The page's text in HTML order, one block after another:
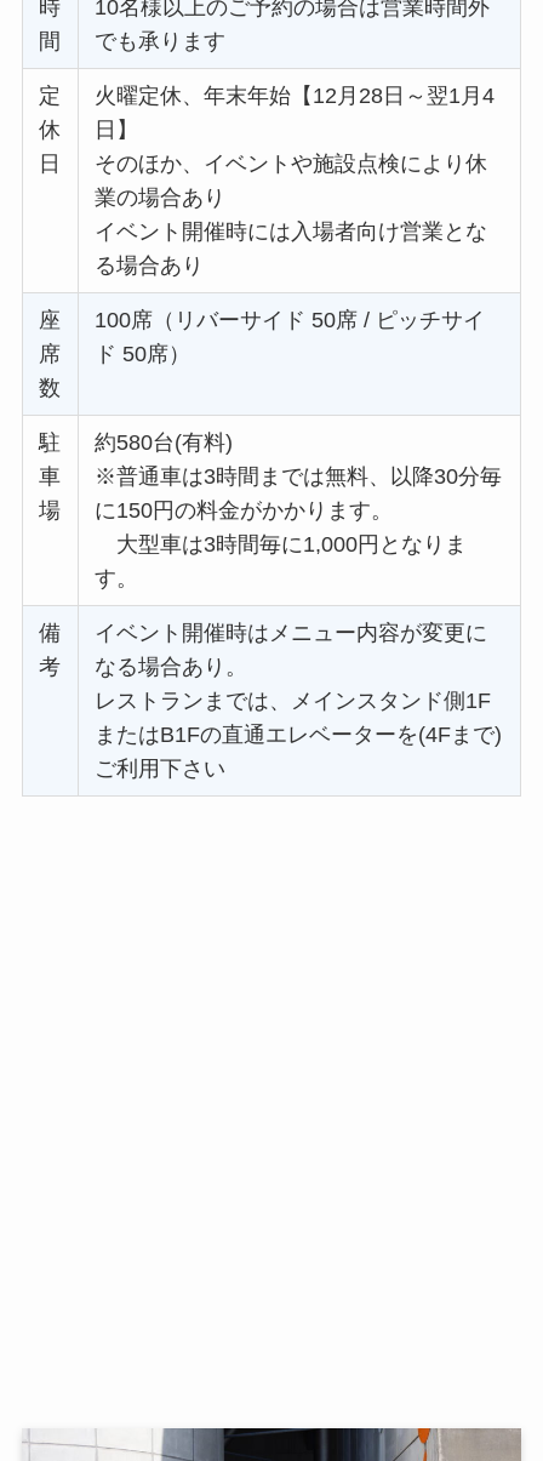
時
間
10名様以上のご予約の場合は営業時間外
でも承ります
定
休
日
火曜定休、年末年始【12月28日～翌1月4
日】
そのほか、イベントや施設点検により休
業の場合あり
イベント開催時には入場者向け営業とな
る場合あり
座
席
数
100席（リバーサイド 50席 / ピッチサイ
ド 50席）
駐
車
場
約580台(有料)
※普通車は3時間までは無料、以降30分毎
に150円の料金がかかります。
大型車は3時間毎に1,000円となりま
す。
備
考
イベント開催時はメニュー内容が変更に
なる場合あり。
レストランまでは、メインスタンド側1F
またはB1Fの直通エレベーターを(4Fまで)
ご利用下さい